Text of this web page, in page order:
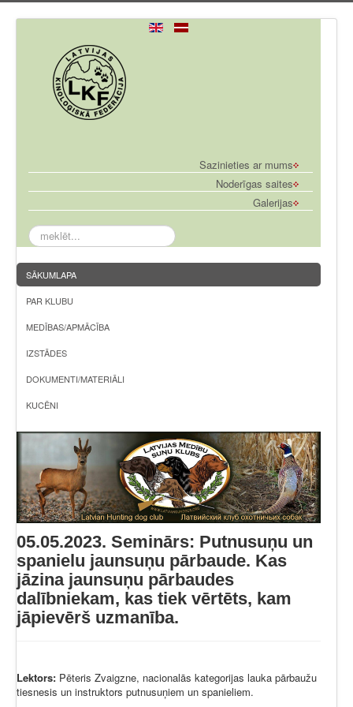
Sazinieties ar mums
Noderīgas saites
Galerijas
meklēt...
SĀKUMLAPA
PAR KLUBU
MEDĪBAS/APMĀCĪBA
IZSTĀDES
DOKUMENTI/MATERIĀLI
KUCĒNI
05.05.2023. Seminārs: Putnusuņu un
spanielu jaunsuņu pārbaude. Kas
jāzina jaunsuņu pārbaudes
dalībniekam, kas tiek vērtēts, kam
jāpievērš uzmanība.
Lektors: Pēteris Zvaigzne, nacionalās kategorijas lauka pārbaužu
tiesnesis un instruktors putnusuņiem un spanieliem.